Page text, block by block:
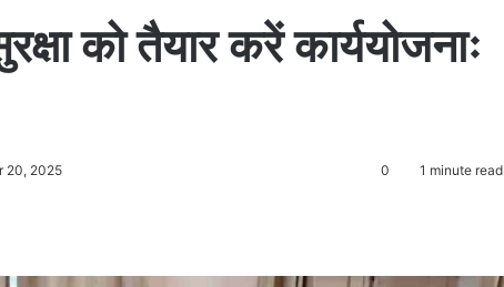
को तैयार करें कार्ययोजनाः
20, 2025 0 1 minute read